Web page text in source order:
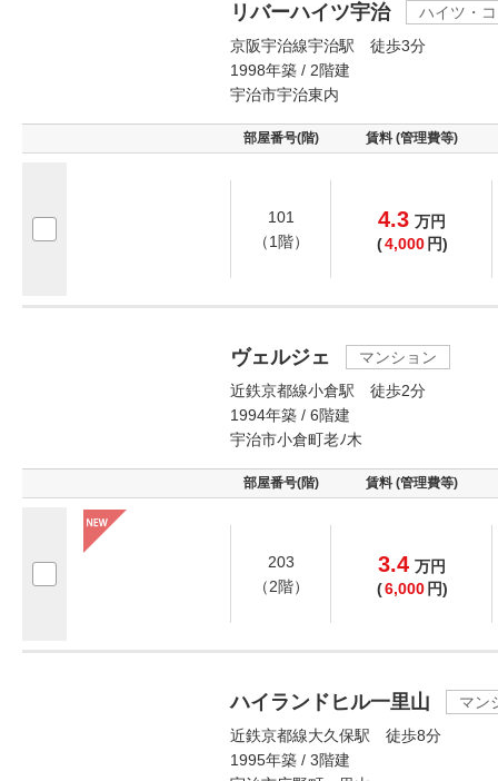
リバーハイツ宇治
ハイツ・
京阪宇治線宇治駅 徒歩3分
1998年築 / 2階建
宇治市宇治東内
部屋番号(階) 賃料 (管理費等)
101
（1階）
4.3 万円
(4,000 円)
ヴェルジェ
マンション
近鉄京都線小倉駅 徒歩2分
1994年築 / 6階建
宇治市小倉町老ﾉ木
部屋番号(階) 賃料 (管理費等)
203
（2階）
3.4 万円
(6,000 円)
ハイランドヒル一里山
マン
近鉄京都線大久保駅 徒歩8分
1995年築 / 3階建